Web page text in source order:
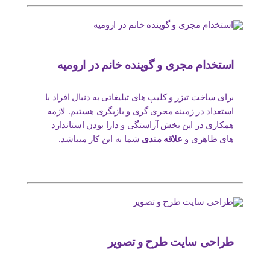
استخدام مجری و گوینده خانم در ارومیه
برای ساخت تیزر و کلیپ های تبلیغاتی به دنبال افراد با
استعداد در زمینه مجری گری و بازیگری هستیم. لازمه
همکاری در این بخش آراستگی و دارا بودن استاندارد
های ظاهری و علاقه مندی شما به این کار میباشد.
طراحی سایت طرح و تصویر